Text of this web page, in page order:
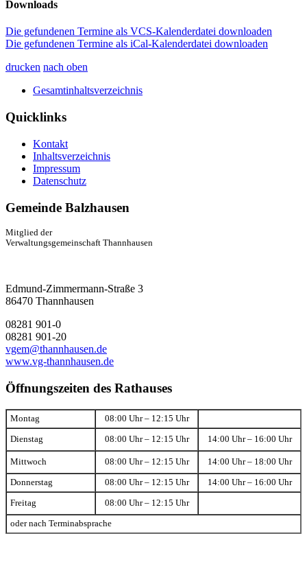
Downloads
Die gefundenen Termine als VCS-Kalenderdatei downloaden
Die gefundenen Termine als iCal-Kalenderdatei downloaden
drucken nach oben
Gesamtinhaltsverzeichnis
Quicklinks
Kontakt
Inhaltsverzeichnis
Impressum
Datenschutz
Gemeinde Balzhausen
Mitglied der
Verwaltungsgemeinschaft Thannhausen
Edmund-Zimmermann-Straße 3
86470 Thannhausen
08281 901-0
08281 901-20
vgem@thannhausen.de
www.vg-thannhausen.de
Öffnungszeiten des Rathauses
Montag 08:00 Uhr – 12:15 Uhr
Dienstag 08:00 Uhr – 12:15 Uhr 14:00 Uhr – 16:00 Uhr
Mittwoch 08:00 Uhr – 12:15 Uhr 14:00 Uhr – 18:00 Uhr
Donnerstag 08:00 Uhr – 12:15 Uhr 14:00 Uhr – 16:00 Uhr
Freitag 08:00 Uhr – 12:15 Uhr
oder nach Terminabsprache